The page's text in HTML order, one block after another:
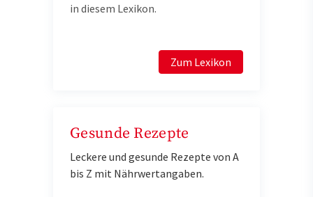
in diesem Lexikon.
Zum Lexikon
Gesunde Rezepte
Leckere und gesunde Rezepte von A
bis Z mit Nährwertangaben.